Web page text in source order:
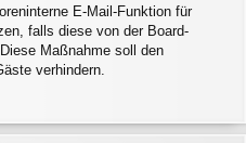
E-Mail-Funktion für
falls diese von der Board-
Maßnahme soll den
verhindern.